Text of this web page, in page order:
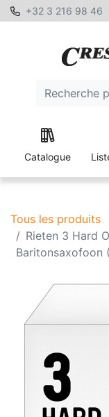
+32 3 216 98 46
Catalogue
Tous les produits
Rieten 3 Hard
Baritonsaxofoon